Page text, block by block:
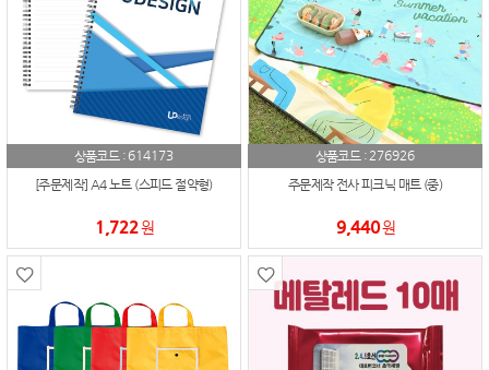
상품코드 : 614173
[주문제작] A4 노트 (스피드 절약형)
1,722원
상품코드 :276926
주문제작 전사 피크닉 매트 (중)
9,440원